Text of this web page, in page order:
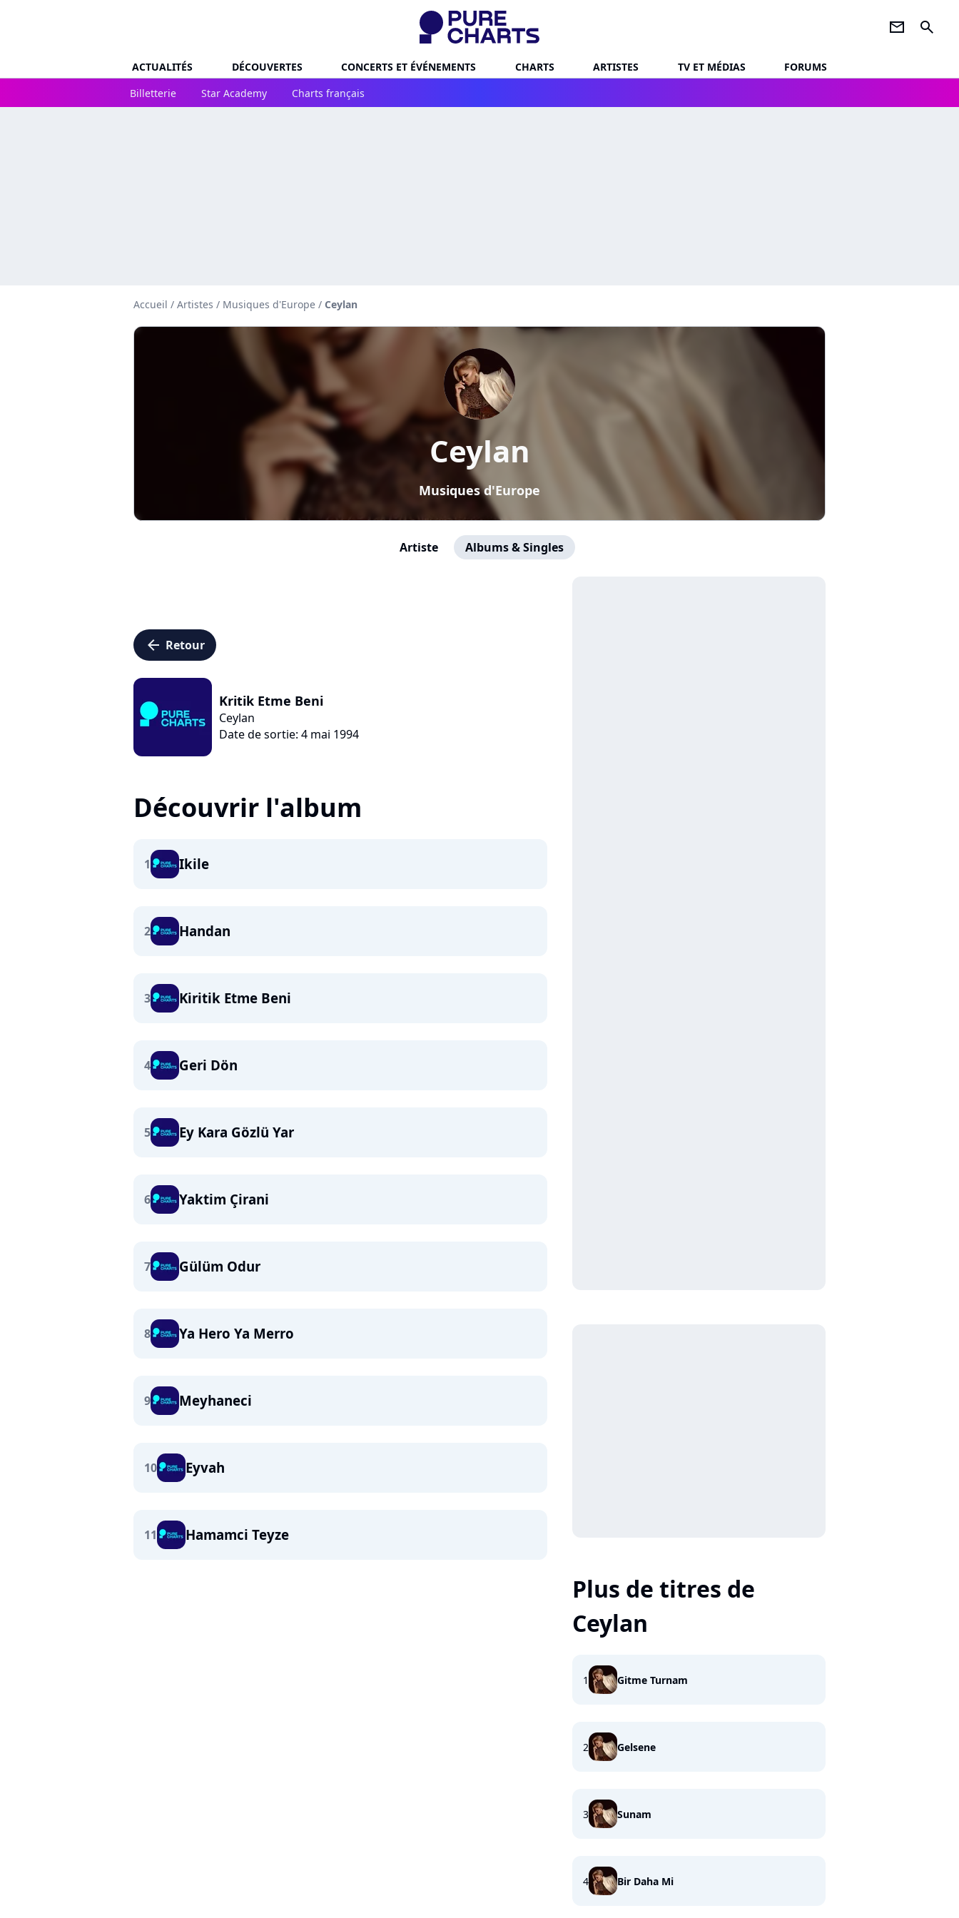
newsletter search
ACTUALITÉS DÉCOUVERTES CONCERTS ET ÉVÉNEMENTS CHARTS ARTISTES TV ET MÉDIAS
FORUMS
Billetterie
Star Academy Charts français
Accueil / Artistes / Musiques d'Europe / Ceylan
Ceylan
Musiques d'Europe
Artiste Albums & Singles
arrow_left Retour
Kritik Etme Beni
Ceylan
Date de sortie: 4 mai 1994
Découvrir l'album
1 Ikile
2 Handan
3 Kiritik Etme Beni
4 Geri Dön
5 Ey Kara Gözlü Yar
6 Yaktim Çirani
7 Gülüm Odur
8 Ya Hero Ya Merro
9 Meyhaneci
10 Eyvah
11 Hamamci Teyze
Plus de titres de
Ceylan
1 Gitme Turnam
2 Gelsene
3 Sunam
4 Bir Daha Mi